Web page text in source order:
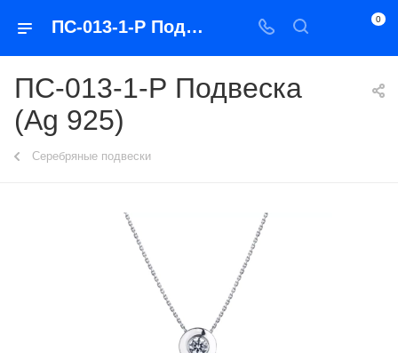
ПС-013-1-Р Подвеска (Ag 925) 0
ПС-013-1-Р Подвеска
(Ag 925)
Серебряные подвески